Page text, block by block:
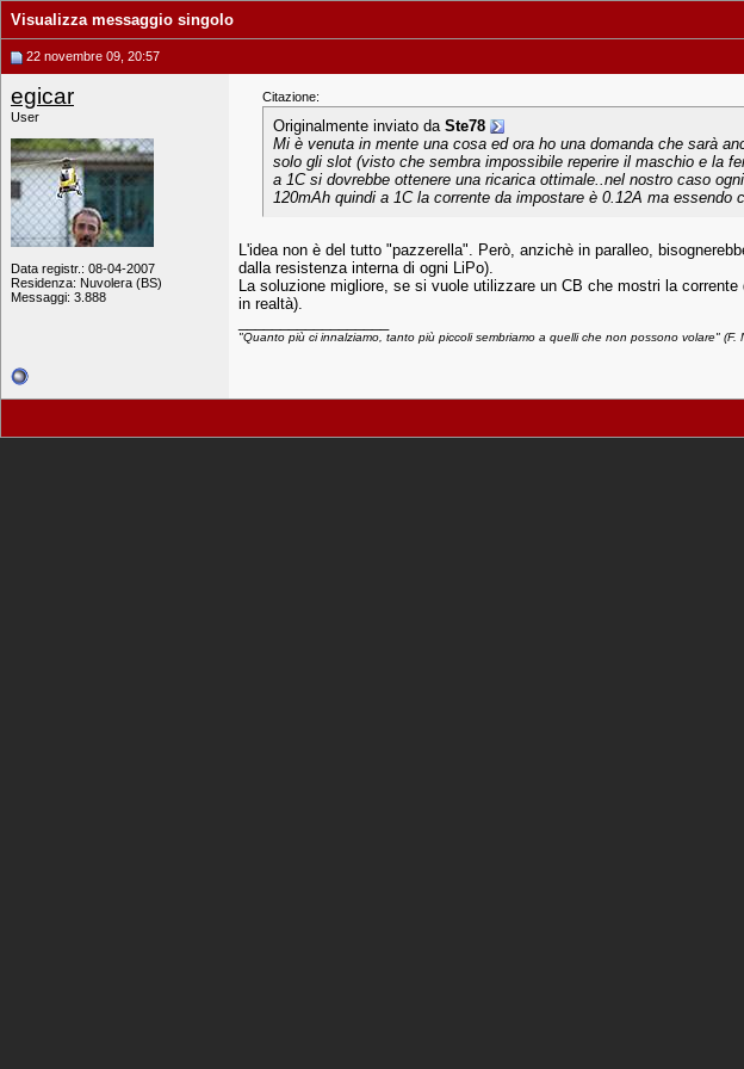
Visualizza messaggio singolo
22 novembre 09, 20:57
egicar
User
Data registr.: 08-04-2007
Residenza: Nuvolera (BS)
Messaggi: 3.888
Citazione:
Originalmente inviato da Ste78
Mi è venuta in mente una cosa ed ora ho una domanda che sarà
solo gli slot (visto che sembra impossibile reperire il maschio e la
a 1C si dovrebbe ottenere una ricarica ottimale..nel nostro caso
120mAh quindi a 1C la corrente da impostare è 0.12A ma
L'idea non è del tutto "pazzerella". Però, anzichè in paralleo,
dalla resistenza interna di ogni LiPo).
La soluzione migliore, se si vuole utilizzare un CB che mostri la
in realtà).
"Quanto più ci innalziamo, tanto più piccoli sembriamo a quelli che non possono volare" (F.